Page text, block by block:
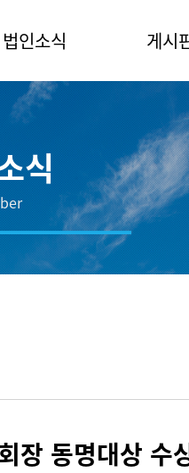
법인소식
공지사항
언론보도자료
원단체소식
게시
자유게
해양갤
식
장 동명대상 수